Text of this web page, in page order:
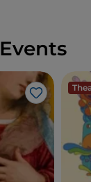
Events
Like